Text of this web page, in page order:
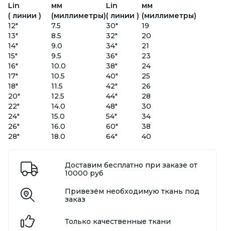
Lin
мм Lin
мм
( линии )
(миллиметры)( линии ) (миллиметры)
12"
7.5 30"
19
13"
8.5 32"
20
14"
9.0 34"
21
15"
9.5 36"
23
16"
10.0 38"
24
17"
10.5 40"
25
18"
11.5 42"
26
20"
12.5 44"
28
22"
14.0 48"
30
24"
15.0 54"
34
26"
16.0 60"
38
28"
18.0 64" 40
Доставим бесплатно при заказе от
10000 руб
Привезём необходимую ткань под
заказ
Только качественные ткани